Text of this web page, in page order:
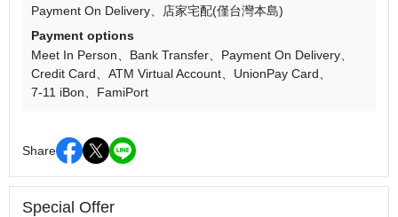
Payment On Delivery
店家宅配(僅台灣本島)
Payment options
Meet In Person
Bank Transfer
Payment On Delivery
Credit Card
ATM Virtual Account
UnionPay Card
7-11 iBon
FamiPort
Share
Special Offer